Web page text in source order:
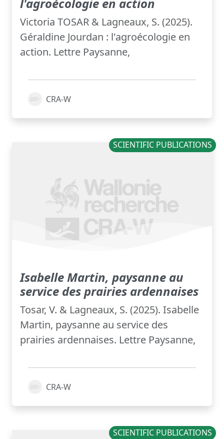
l'agroécologie en action
Victoria TOSAR & Lagneaux, S. (2025).
Géraldine Jourdan : l'agroécologie en
action. Lettre Paysanne,
CRA-W
SCIENTIFIC PUBLICATIONS
Isabelle Martin, paysanne au
service des prairies ardennaises
Tosar, V. & Lagneaux, S. (2025). Isabelle
Martin, paysanne au service des
prairies ardennaises. Lettre Paysanne,
CRA-W
SCIENTIFIC PUBLICATIONS